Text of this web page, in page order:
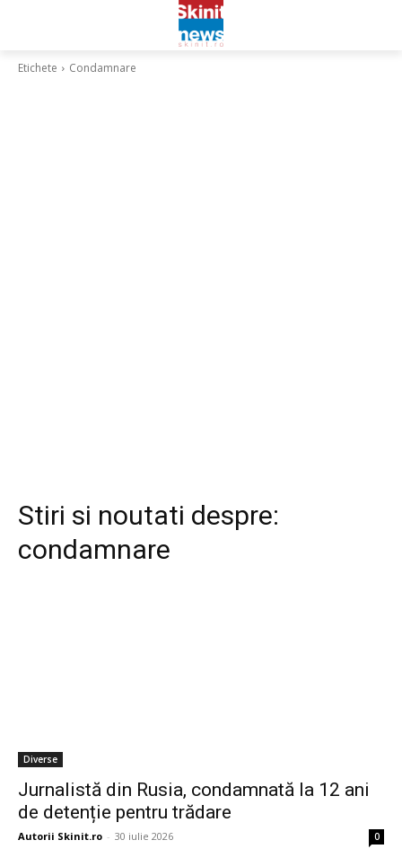
Etichete Condamnare
Stiri si noutati despre:
condamnare
Diverse
Jurnalistă din Rusia, condamnată la 12 ani
de detenție pentru trădare
Autorii Skinit.ro - 30 iulie 2026 0